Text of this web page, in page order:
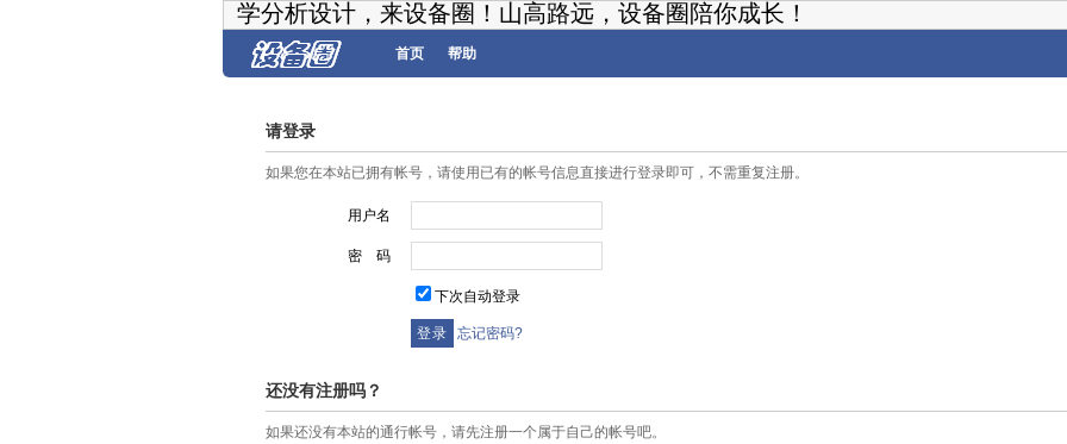
学分析设计，来设备圈！山高路远，设备圈陪你成长！
首页 帮助
请登录
如果您在本站已拥有帐号，请使用已有的帐号信息直接进行登录即可，不需重复注册。
用户名
密 码
下次自动登录
忘记密码?
还没有注册吗？
如果还没有本站的通行帐号，请先注册一个属于自己的帐号吧。